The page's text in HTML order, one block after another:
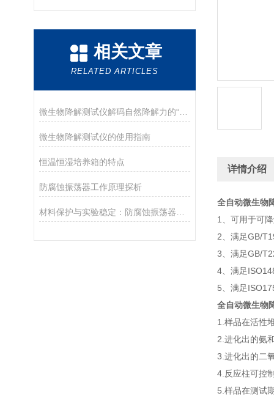
相关文章
RELATED ARTICLES
微生物降解测试仪的使用指南
恒温恒湿培养箱的特点
防腐蚀振荡器工作原理探析
详情介绍
全自动微生物
1、可用于可
2、满足GB/
3、满足GB/
4、满足
5、满足
全自动微生物
1.样品在活性
2.进化出的氨
3.进化出的二
4.反应柱可控
5.样品在测试